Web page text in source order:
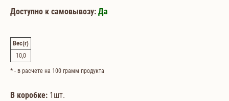
Доступно к самовывозу: Да
Вес(г)
10,0
*- в расчете на 100 грамм продукта
В коробке: 1шт.